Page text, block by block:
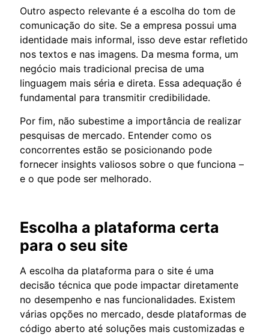
Outro aspecto relevante é a escolha do tom de
comunicação do site. Se a empresa possui uma
identidade mais informal, isso deve estar refletido
nos textos e nas imagens. Da mesma forma, um
negócio mais tradicional precisa de uma
linguagem mais séria e direta. Essa adequação é
fundamental para transmitir credibilidade.
Por fim, não subestime a importância de realizar
pesquisas de mercado. Entender como os
concorrentes estão se posicionando pode
fornecer insights valiosos sobre o que funciona –
e o que pode ser melhorado.
Escolha a plataforma certa
para o seu site
A escolha da plataforma para o site é uma
decisão técnica que pode impactar diretamente
no desempenho e nas funcionalidades. Existem
várias opções no mercado, desde plataformas de
código aberto até soluções mais customizadas e